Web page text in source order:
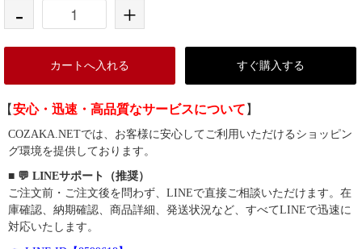
- +
カートへ入れる すぐ購入する
【安心・迅速・高品質なサービスについて 】
COZAKA.NETでは、お客様に安心してご利用いただけるショッピン
グ環境を提供しております。
■ 💬 LINEサポート（推奨）
ご注文前・ご注文後を問わず、LINEで直接ご相談いただけます。在
庫確認、納期確認、商品詳細、発送状況など、すべてLINEで迅速に
対応いたします。